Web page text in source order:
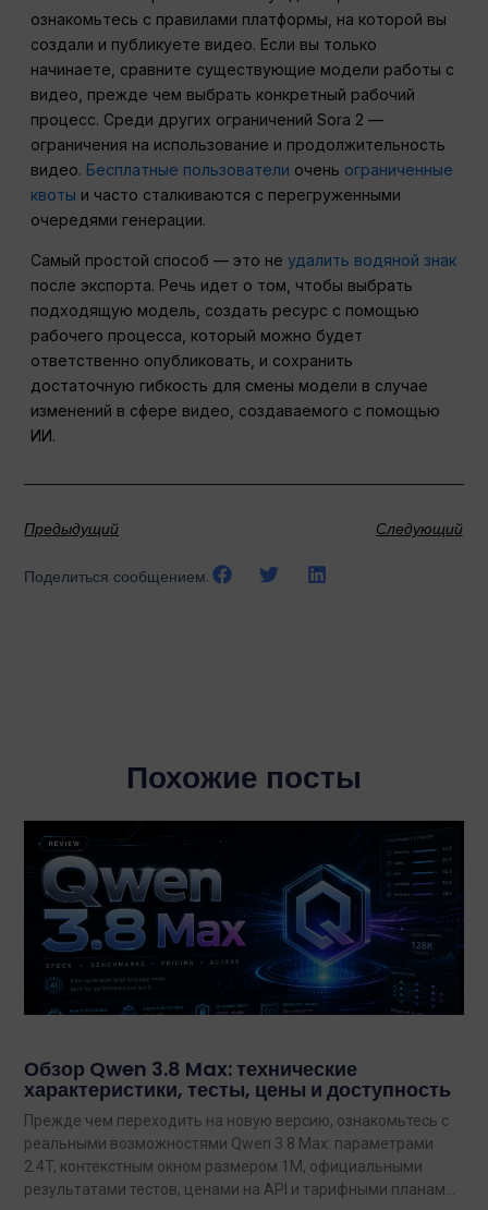
ознакомьтесь с правилами платформы, на которой вы
создали и публикуете видео. Если вы только
начинаете, сравните существующие модели работы с
видео, прежде чем выбрать конкретный рабочий
процесс. Среди других ограничений Sora 2 —
ограничения на использование и продолжительность
видео. Бесплатные пользователи очень ограниченные
квоты и часто сталкиваются с перегруженными
очередями генерации.
Самый простой способ — это неудалить водяной знак
после экспорта. Речь идет о том, чтобы выбрать
подходящую модель, создать ресурс с помощью
рабочего процесса, который можно будет
ответственно опубликовать, и сохранить
достаточную гибкость для смены модели в случае
изменений в сфере видео, создаваемого с помощью
ИИ.
Предыдущий Следующий
Поделиться сообщением:
Похожие посты
Обзор Qwen 3.8 Max: технические
характеристики, тесты, цены и доступность
Прежде чем переходить на новую версию, ознакомьтесь с
реальными возможностями Qwen 3.8 Max: параметрами
2.4T, контекстным окном размером 1M, официальными
результатами тестов, ценами на API и тарифными планами